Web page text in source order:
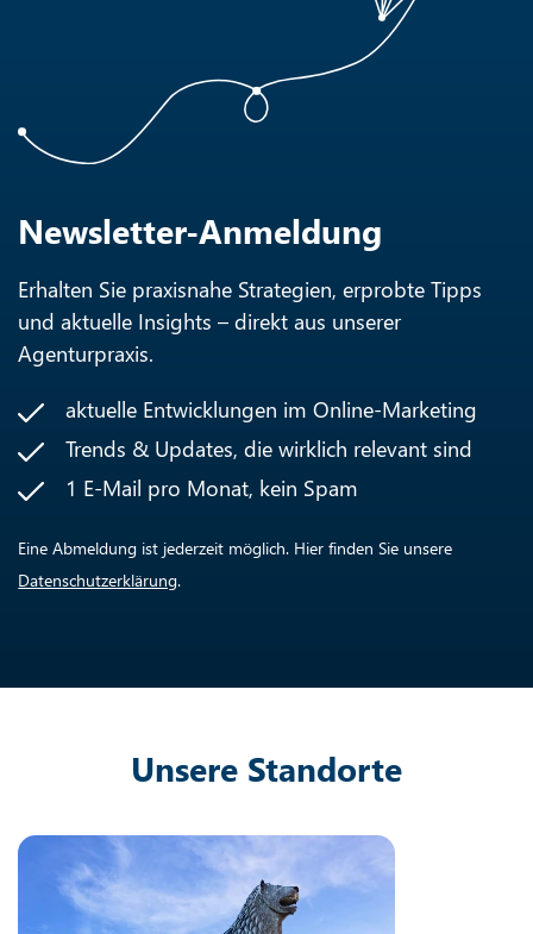
Newsletter-Anmeldung
Erhalten Sie praxisnahe Strategien, erprobte Tipps
und aktuelle Insights – direkt aus unserer
Agenturpraxis.
aktuelle Entwicklungen im Online-Marketing
Trends & Updates, die wirklich relevant sind
1 E-Mail pro Monat, kein Spam
Eine Abmeldung ist jederzeit möglich. Hier finden Sie unsere
Datenschutzerklärung.
Unsere Standorte